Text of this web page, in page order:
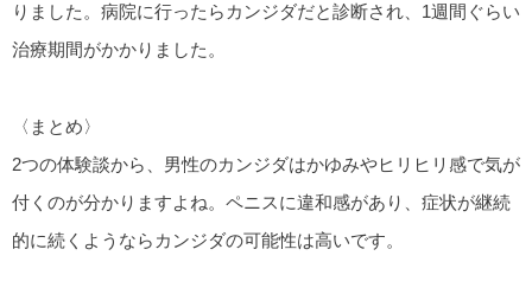
りました。病院に行ったらカンジダだと診断され、1週間ぐらい
治療期間がかかりました。
〈まとめ〉
2つの体験談から、男性のカンジダはかゆみやヒリヒリ感で気が
付くのが分かりますよね。ペニスに違和感があり、症状が継続
的に続くようならカンジダの可能性は高いです。